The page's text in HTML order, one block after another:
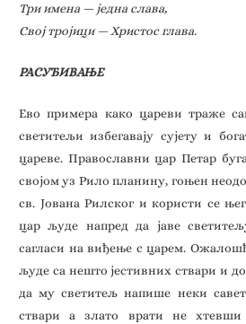
Три имена — једна слава,
Свој тројици — Христос глава.
РАСУЂИВАЊЕ
Ево примера како цареви траже
светитељи избегавају сујету и
цареве. Православни цар Петар
својом уз Рило планину, гоњен
св. Јована Рилског и користи се
цар људе напред да јаве
сагласи на виђење с царем.
људе са нешто јестивних ствари и
да му светитељ напише неки
ствари а злато врати не